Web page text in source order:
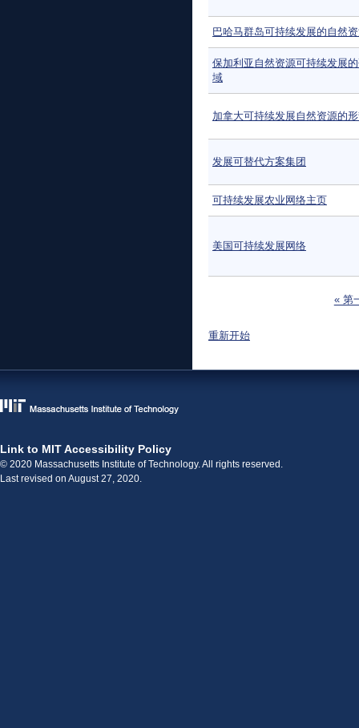
巴哈马群岛可持续发展的自然
保加利亚自然资源可持续发展
域
加拿大可持续发展自然资源的
发展可替代方案集团
可持续发展农业网络主页
美国可持续发展网络
« 第
重新开始
Link to MIT Accessibility Policy
© 2020 Massachusetts Institute of Technology. All rights reserved.
Last revised on August 27, 2020.